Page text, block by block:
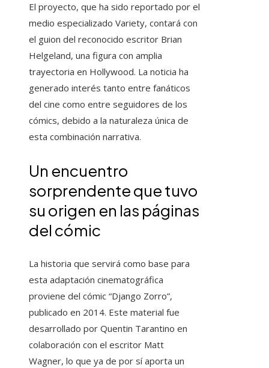
El proyecto, que ha sido reportado por el
medio especializado Variety, contará con
el guion del reconocido escritor Brian
Helgeland, una figura con amplia
trayectoria en Hollywood. La noticia ha
generado interés tanto entre fanáticos
del cine como entre seguidores de los
cómics, debido a la naturaleza única de
esta combinación narrativa.
Un encuentro
sorprendente que tuvo
su origen en las páginas
del cómic
La historia que servirá como base para
esta adaptación cinematográfica
proviene del cómic “Django Zorro”,
publicado en 2014. Este material fue
desarrollado por Quentin Tarantino en
colaboración con el escritor Matt
Wagner, lo que ya de por sí aporta un